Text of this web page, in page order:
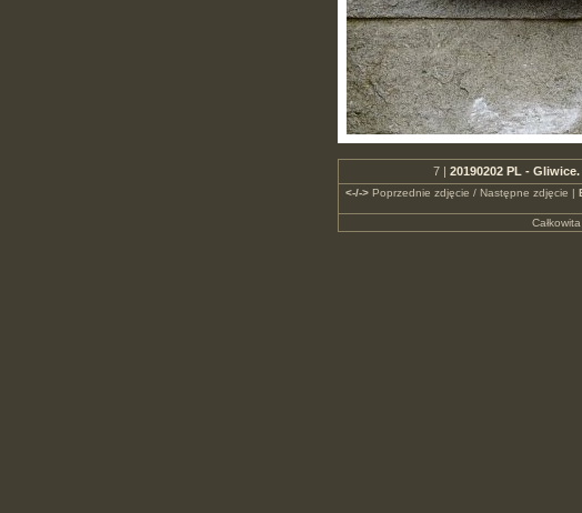
7 | 20190202 PL -
<-/->Poprzednie zdjęcie / Następne zdjęcie |